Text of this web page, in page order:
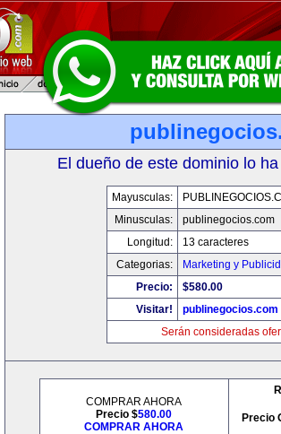
El dueño de este dominio lo
Mayusculas:
Minusculas:
publinegocios.com
Longitud:
13 caracteres
Categorias:
Marketing y
Precio:
$580.00
Visitar!
publinegocios.com
Serán consideradas
COMPRAR AHORA
Precio $580.00
COMPRAR AHORA
Precio